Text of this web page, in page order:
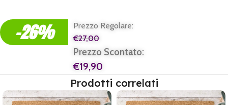
-26%
Prezzo Regolare:
€27,00
Prezzo Scontato:
€19,90
Prodotti correlati